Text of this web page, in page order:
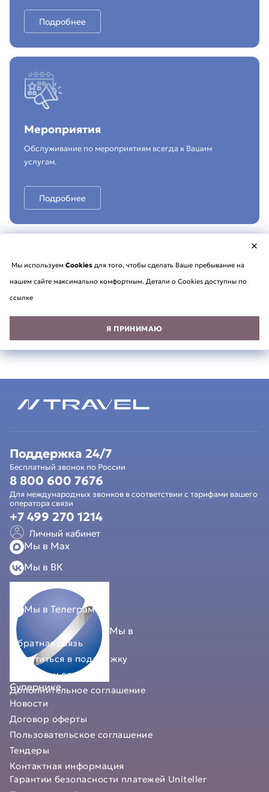
Подробнее
Мероприятия
Обслуживание по мероприятиям всегда к Вашим
услугам.
Подробнее
×
Мы используемCookiesдля того, чтобы сделать Ваше пребывание на
нашем сайте максимально комфортным. Детали о Cookies доступны по
ссылке
Я ПРИНИМАЮ
Поддержка 24/7
Бесплатный звонок по России
8 800 600 7676
Для международных звонков в соответствии с тарифами вашего
оператора связи
+7 499 270 1214
Личный кабинет
Мы в Мах
Мы в ВК
Мы в
Супернике
Мы в Телеграм
Обратная связь
Обратиться в поддержку
Вопросы и ответы
Дополнительное соглашение
Новости
Договор оферты
Пользовательское соглашение
Тендеры
Контактная информация
Гарантии безопасности платежей Uniteller